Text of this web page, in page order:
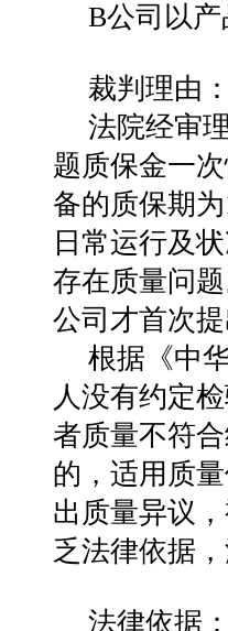
B公司以
裁判理由：
法院经审
题质保金一
备的质保期
日常运行及
存在质量问
公司才首次
根据《中
人没有约定
者质量不符
的，适用质
出质量异议
乏法律依据，
法律依据：